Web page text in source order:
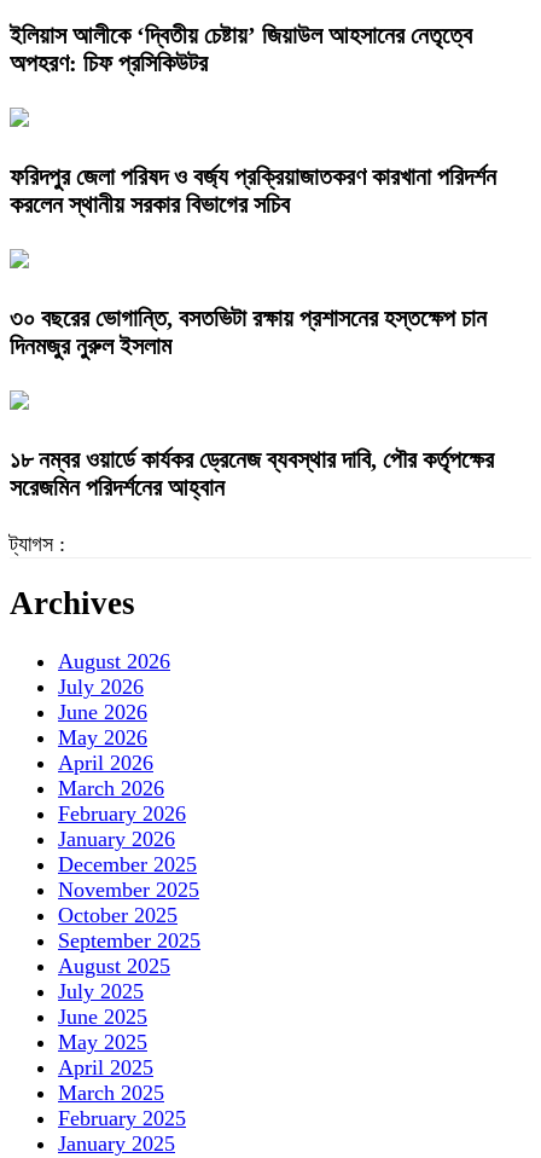
ইলিয়াস আলীকে ‘দ্বিতীয় চেষ্টায়’ জিয়াউল আহসানের নেতৃত্বে
অপহরণ: চিফ প্রসিকিউটর
ফরিদপুর জেলা পরিষদ ও বর্জ্য প্রক্রিয়াজাতকরণ কারখানা পরিদর্শন
করলেন স্থানীয় সরকার বিভাগের সচিব
৩০ বছরের ভোগান্তি, বসতভিটা রক্ষায় প্রশাসনের হস্তক্ষেপ চান
দিনমজুর নুরুল ইসলাম
১৮ নম্বর ওয়ার্ডে কার্যকর ড্রেনেজ ব্যবস্থার দাবি, পৌর কর্তৃপক্ষের
সরেজমিন পরিদর্শনের আহ্বান
ট্যাগস :
Archives
August 2026
July 2026
June 2026
May 2026
April 2026
March 2026
February 2026
January 2026
December 2025
November 2025
October 2025
September 2025
August 2025
July 2025
June 2025
May 2025
April 2025
March 2025
February 2025
January 2025